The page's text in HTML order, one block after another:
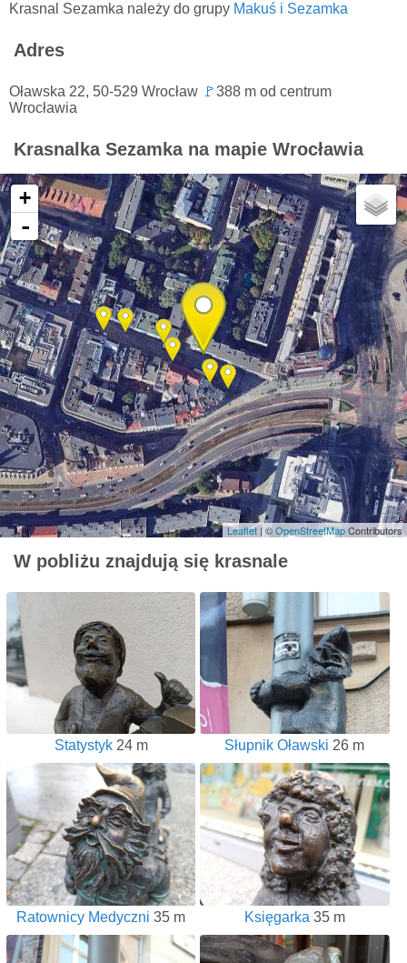
Krasnal Sezamka należy do grupy Makuś i Sezamka
Adres
Oławska 22, 50-529 Wrocław 🚩388 m od centrum
Wrocławia
Krasnalka Sezamka na mapie Wrocławia
+
-
Leaflet | ©OpenStreetMapContributors
W pobliżu znajdują się krasnale
Statystyk24 m Słupnik Oławski 26 m
Ratownicy Medyczni 35 m Księgarka 35 m